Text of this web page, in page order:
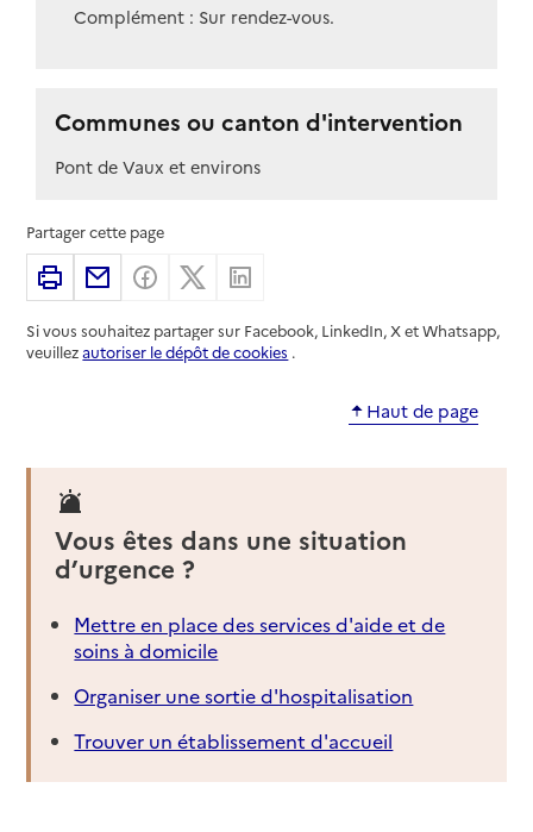
Complément : Sur rendez-vous.
Communes ou canton d'intervention
Pont de Vaux et environs
Partager cette page
ImprimerPartager par email
Partager sur Facebook
Partager sur X
Si vous souhaitez partager sur Facebook, LinkedIn, X et Whatsapp,
veuillezautoriser le dépôt de cookies .
Haut de page
Vous êtes dans une situation
d’urgence ?
Mettre en place des services d'aide et de
soins à domicile
Organiser une sortie d'hospitalisation
Trouver un établissement d'accueil